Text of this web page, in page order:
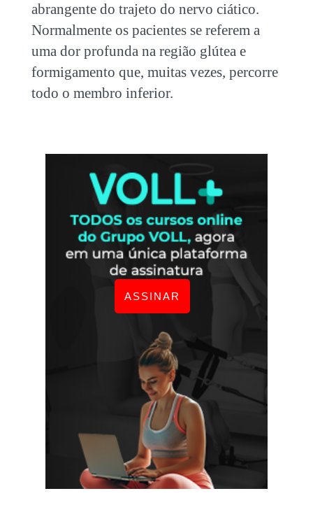
abrangente do trajeto do nervo ciático.
Normalmente os pacientes se referem a
uma dor profunda na região glútea e
formigamento que, muitas vezes, percorre
todo o membro inferior.
ASSINAR